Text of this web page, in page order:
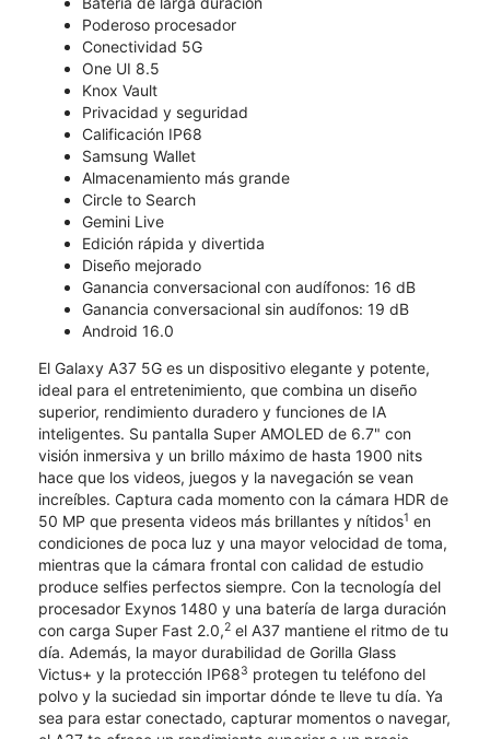
Poderoso procesador
Conectividad 5G
One UI 8.5
Knox Vault
Privacidad y seguridad
Calificación IP68
Samsung Wallet
Almacenamiento más grande
Circle to Search
Gemini Live
Edición rápida y divertida
Diseño mejorado
Ganancia conversacional con audífonos: 16 dB
Ganancia conversacional sin audífonos: 19 dB
Android 16.0
El Galaxy A37 5G es un dispositivo elegante y potente,
ideal para el entretenimiento, que combina un diseño
superior, rendimiento duradero y funciones de IA
inteligentes. Su pantalla Super AMOLED de 6.7" con
visión inmersiva y un brillo máximo de hasta 1900 nits
hace que los videos, juegos y la navegación se vean
increíbles. Captura cada momento con la cámara HDR de
50 MP que presenta videos más brillantes y nítidos1 en
condiciones de poca luz y una mayor velocidad de toma,
mientras que la cámara frontal con calidad de estudio
produce selfies perfectos siempre. Con la tecnología del
procesador Exynos 1480 y una batería de larga duración
con carga Super Fast 2.0,2 el A37 mantiene el ritmo de tu
día. Además, la mayor durabilidad de Gorilla Glass
Victus+ y la protección IP683 protegen tu teléfono del
polvo y la suciedad sin importar dónde te lleve tu día. Ya
sea para estar conectado, capturar momentos o navegar,